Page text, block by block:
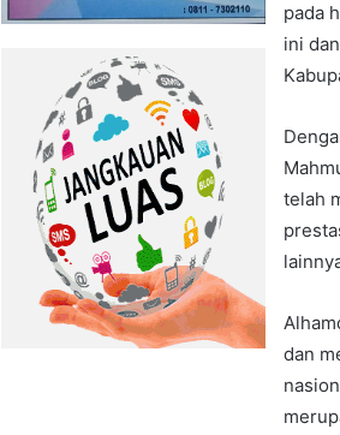
pada
ini
telah
dan